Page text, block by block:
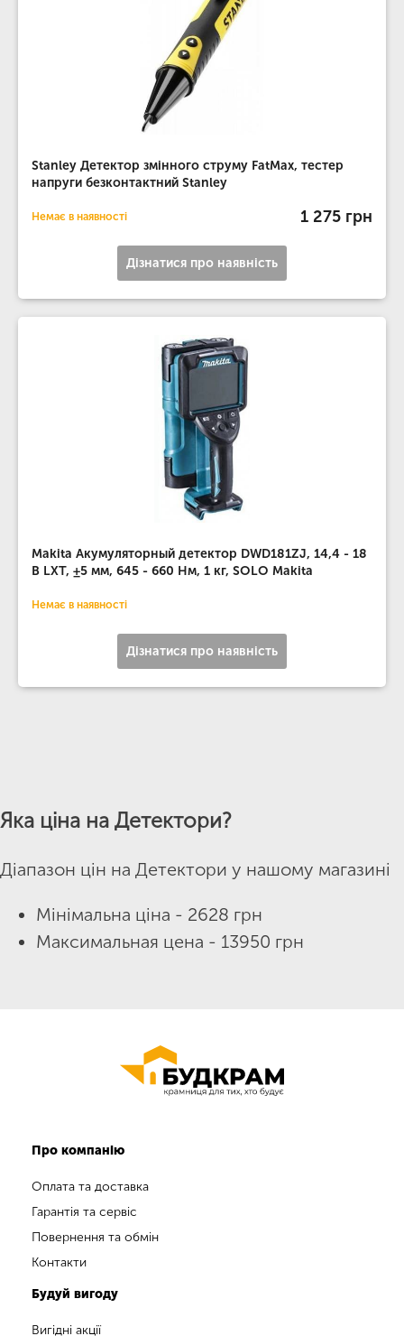
Stanley Детектор змінного струму FatMax, тестер
напруги безконтактний Stanley
Немає в наявності 1 275 грн
Дізнатися про наявність
Makita Акумуляторный детектор DWD181ZJ, 14,4 - 18
В LXT, ±5 мм, 645 - 660 Нм, 1 кг, SOLO Makita
Немає в наявності
Дізнатися про наявність
Яка ціна на Детектори?
Діапазон цін на Детектори у нашому магазині
Мінімальна ціна - 2628 грн
Максимальная цена - 13950 грн
Про компанію
Оплата та доставка
Гарантія та сервіс
Повернення та обмін
Контакти
Будуй вигоду
Вигідні акції